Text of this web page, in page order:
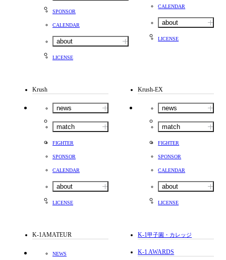
SPONSOR
CALENDAR
about
LICENSE
CALENDAR
about
LICENSE
Krush
news
match
FIGHTER
SPONSOR
CALENDAR
about
LICENSE
Krush-EX
news
match
FIGHTER
SPONSOR
CALENDAR
about
LICENSE
K-1AMATEUR
NEWS
K-1甲子園・カレッジ
K-1 AWARDS